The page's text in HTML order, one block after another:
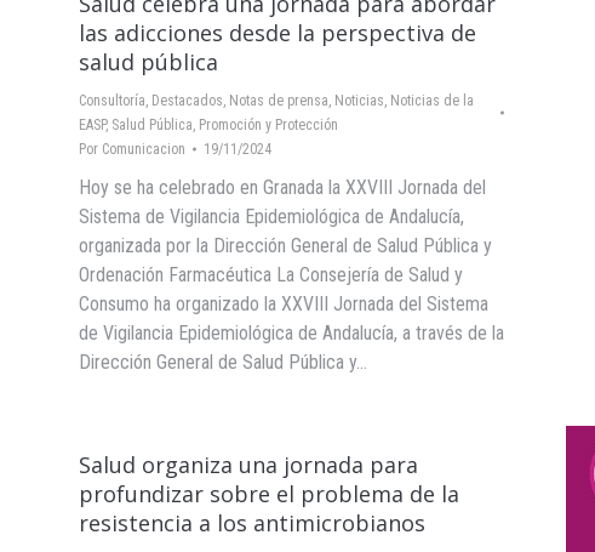
las adicciones desde la perspectiva de
salud pública
Consultoría, Destacados, Notas de prensa, Noticias, Noticias de la
EASP, Salud Pública, Promoción y Protección
Por Comunicacion 19/11/2024
Hoy se ha celebrado en Granada la XXVIII Jornada del
Sistema de Vigilancia Epidemiológica de Andalucía,
organizada por la Dirección General de Salud Pública y
Ordenación Farmacéutica La Consejería de Salud y
Consumo ha organizado la XXVIII Jornada del Sistema
de Vigilancia Epidemiológica de Andalucía, a través de la
Dirección General de Salud Pública y…
Salud organiza una jornada para
profundizar sobre el problema de la
resistencia a los antimicrobianos